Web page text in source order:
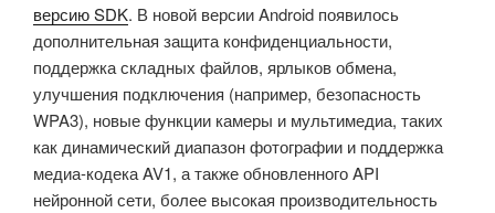
версию SDK. В новой версии Android появилось
дополнительная защита конфиденциальности,
поддержка складных файлов, ярлыков обмена,
улучшения подключения (например, безопасность
WPA3), новые функции камеры и мультимедиа, таких
как динамический диапазон фотографии и поддержка
медиа-кодека AV1, а также обновленного API
нейронной сети, более высокая производительность